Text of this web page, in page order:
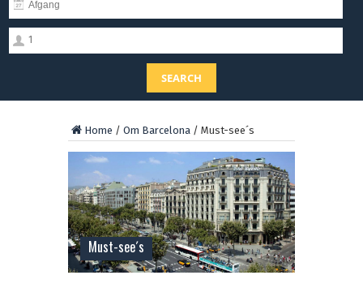
1
SEARCH
Home / Om Barcelona / Must-see´s
Must-see´s